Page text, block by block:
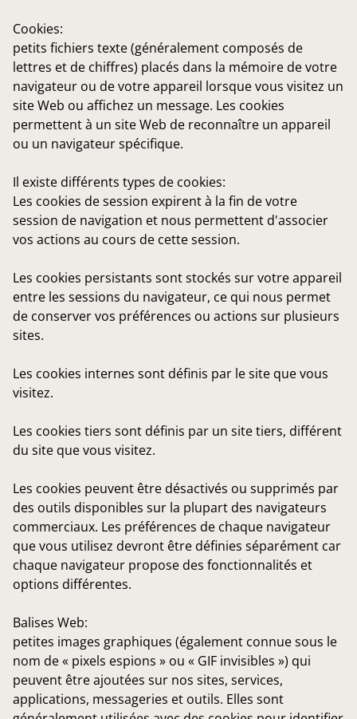
Cookies:
petits fichiers texte (généralement composés de
lettres et de chiffres) placés dans la mémoire de votre
navigateur ou de votre appareil lorsque vous visitez un
site Web ou affichez un message. Les cookies
permettent à un site Web de reconnaître un appareil
ou un navigateur spécifique.
Il existe différents types de cookies:
Les cookies de session expirent à la fin de votre
session de navigation et nous permettent d'associer
vos actions au cours de cette session.
Les cookies persistants sont stockés sur votre appareil
entre les sessions du navigateur, ce qui nous permet
de conserver vos préférences ou actions sur plusieurs
sites.
Les cookies internes sont définis par le site que vous
visitez.
Les cookies tiers sont définis par un site tiers, différent
du site que vous visitez.
Les cookies peuvent être désactivés ou supprimés par
des outils disponibles sur la plupart des navigateurs
commerciaux. Les préférences de chaque navigateur
que vous utilisez devront être définies séparément car
chaque navigateur propose des fonctionnalités et
options différentes.
Balises Web:
petites images graphiques (également connue sous le
nom de « pixels espions » ou « GIF invisibles ») qui
peuvent être ajoutées sur nos sites, services,
applications, messageries et outils. Elles sont